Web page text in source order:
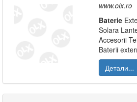
www.olx.ro
Baterie
Solara
Accesorii
Baterii
Детали...